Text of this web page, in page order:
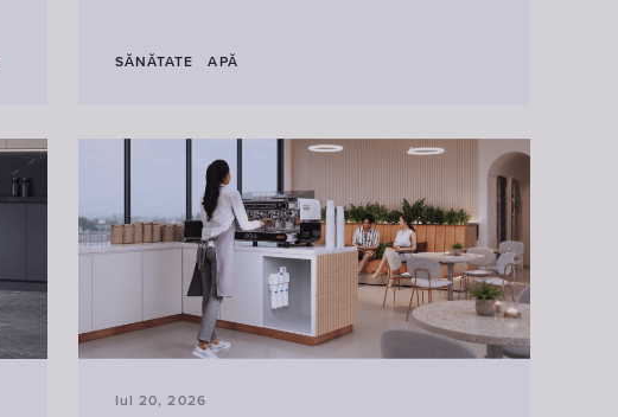
SĂNĂTATE APĂ
Iul 20, 2026